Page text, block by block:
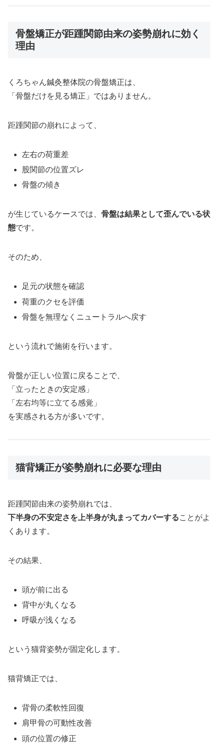
骨盤矯正が距踵関節由来の姿勢崩れに効く
理由
くろちゃん鍼灸整体院の骨盤矯正は、
「骨盤だけを見る矯正」ではありません。
距踵関節の崩れによって、
左右の荷重差
股関節の位置ズレ
骨盤の傾き
が生じているケースでは、 骨盤は結果として歪んでいる状
態です。
そのため、
足元の状態を確認
荷重のクセを評価
骨盤を無理なくニュートラルへ戻す
という流れで施術を行います。
骨盤が正しい位置に戻ることで、
「立ったときの安定感」
「左右均等に立てる感覚」
を実感される方が多いです。
猫背矯正が姿勢崩れに必要な理由
距踵関節由来の姿勢崩れでは、
下半身の不安定さを上半身が丸まってカバーすることがよ
くあります。
その結果、
頭が前に出る
背中が丸くなる
呼吸が浅くなる
という猫背姿勢が固定化します。
猫背矯正では、
背骨の柔軟性回復
肩甲骨の可動性改善
頭の位置の修正